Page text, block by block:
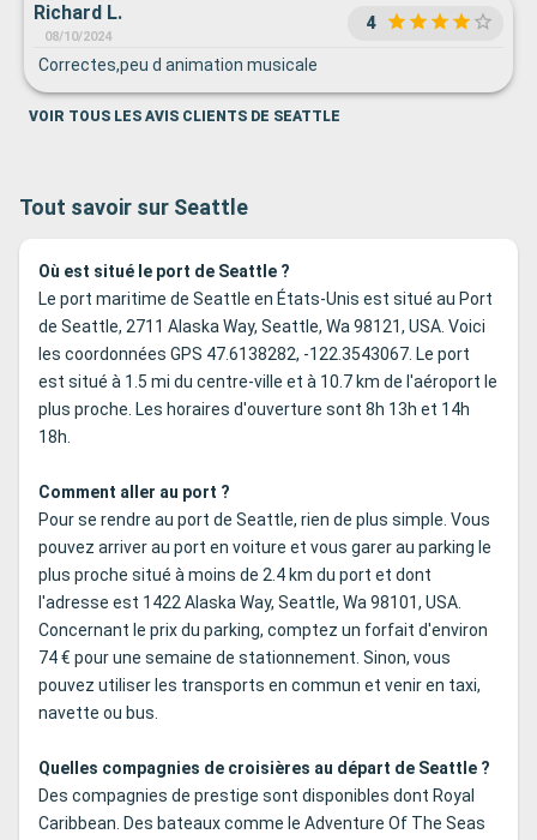
Richard L.
08/10/2024
4
Correctes,peu d animation musicale
VOIR TOUS LES AVIS CLIENTS DE SEATTLE
Tout savoir sur Seattle
Où est situé le port de Seattle ?
Le port maritime de Seattle en États-Unis est situé au Port
de Seattle, 2711 Alaska Way, Seattle, Wa 98121, USA. Voici
les coordonnées GPS 47.6138282, -122.3543067. Le port
est situé à 1.5 mi du centre-ville et à 10.7 km de l'aéroport le
plus proche. Les horaires d'ouverture sont 8h 13h et 14h
18h.
Comment aller au port ?
Pour se rendre au port de Seattle, rien de plus simple. Vous
pouvez arriver au port en voiture et vous garer au parking le
plus proche situé à moins de 2.4 km du port et dont
l'adresse est 1422 Alaska Way, Seattle, Wa 98101, USA.
Concernant le prix du parking, comptez un forfait d'environ
74 € pour une semaine de stationnement. Sinon, vous
pouvez utiliser les transports en commun et venir en taxi,
navette ou bus.
Quelles compagnies de croisières au départ de Seattle ?
Des compagnies de prestige sont disponibles dont Royal
Caribbean. Des bateaux comme le Adventure Of The Seas